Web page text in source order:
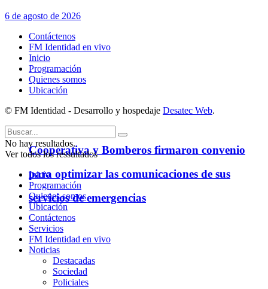
Cooperativa y Bomberos firmaron convenio
para optimizar las comunicaciones de sus
servicios de emergencias
6 de agosto de 2026
Contáctenos
FM Identidad en vivo
Inicio
Programación
Quienes somos
Ubicación
© FM Identidad - Desarrollo y hospedaje Desatec Web.
No hay resultados.
Ver todos los ressultados
Inicio
Programación
Quienes somos
Ubicación
Contáctenos
Servicios
FM Identidad en vivo
Noticias
Destacadas
Sociedad
Policiales